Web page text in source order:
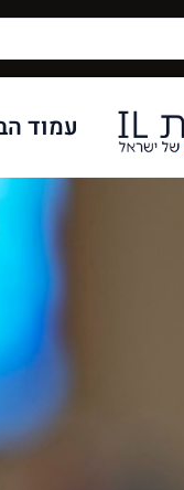
עמוד